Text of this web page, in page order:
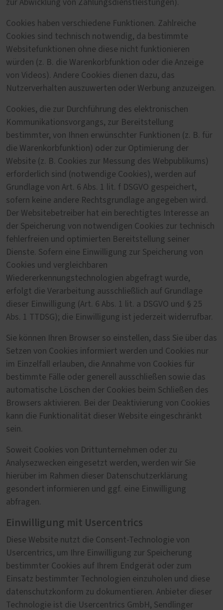
zur Abwicklung von Zahlungsdienstleistungen).
Cookies haben verschiedene Funktionen. Zahlreiche
Cookies sind technisch notwendig, da bestimmte
Websitefunktionen ohne diese nicht funktionieren
würden (z. B. die Warenkorbfunktion oder die Anzeige
von Videos). Andere Cookies dienen dazu, das
Nutzerverhalten auszuwerten oder Werbung anzuzeigen.
Cookies, die zur Durchführung des elektronischen
Kommunikationsvorgangs, zur Bereitstellung
bestimmter, von Ihnen erwünschter Funktionen (z. B. für
die Warenkorbfunktion) oder zur Optimierung der
Website (z. B. Cookies zur Messung des Webpublikums)
erforderlich sind (notwendige Cookies), werden auf
Grundlage von Art. 6 Abs. 1 lit. f DSGVO gespeichert,
sofern keine andere Rechtsgrundlage angegeben wird.
Der Websitebetreiber hat ein berechtigtes Interesse an
der Speicherung von notwendigen Cookies zur technisch
fehlerfreien und optimierten Bereitstellung seiner
Dienste. Sofern eine Einwilligung zur Speicherung von
Cookies und vergleichbaren
Wiedererkennungstechnologien abgefragt wurde,
erfolgt die Verarbeitung ausschließlich auf Grundlage
dieser Einwilligung (Art. 6 Abs. 1 lit. a DSGVO und § 25
Abs. 1 TTDSG); die Einwilligung ist jederzeit widerrufbar.
Sie können Ihren Browser so einstellen, dass Sie über das
Setzen von Cookies informiert werden und Cookies nur
im Einzelfall erlauben, die Annahme von Cookies für
bestimmte Fälle oder generell ausschließen sowie das
automatische Löschen der Cookies beim Schließen des
Browsers aktivieren. Bei der Deaktivierung von Cookies
kann die Funktionalität dieser Website eingeschränkt
sein.
Soweit Cookies von Drittunternehmen oder zu
Analysezwecken eingesetzt werden, werden wir Sie
hierüber im Rahmen dieser Datenschutzerklärung
gesondert informieren und ggf. eine Einwilligung
abfragen.
Einwilligung mit Usercentrics
Diese Website nutzt die Consent-Technologie von
Usercentrics, um Ihre Einwilligung zur Speicherung
bestimmter Cookies auf Ihrem Endgerät oder zum
Einsatz bestimmter Technologien einzuholen und diese
datenschutzkonform zu dokumentieren. Anbieter dieser
Technologie ist die Usercentrics GmbH, Sendlinger